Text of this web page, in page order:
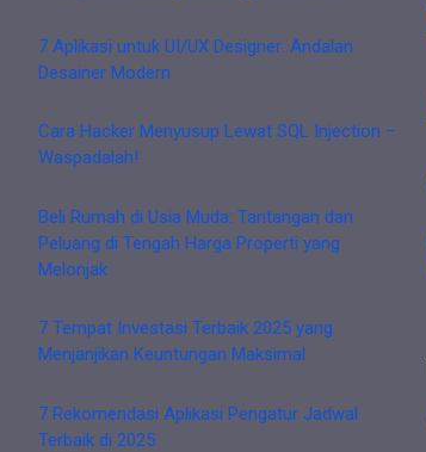
7 Aplikasi untuk UI/UX Designer: Andalan
Desainer Modern
Cara Hacker Menyusup Lewat SQL Injection –
Waspadalah!
Beli Rumah di Usia Muda: Tantangan dan
Peluang di Tengah Harga Properti yang
Melonjak
7 Tempat Investasi Terbaik 2025 yang
Menjanjikan Keuntungan Maksimal
7 Rekomendasi Aplikasi Pengatur Jadwal
Terbaik di 2025